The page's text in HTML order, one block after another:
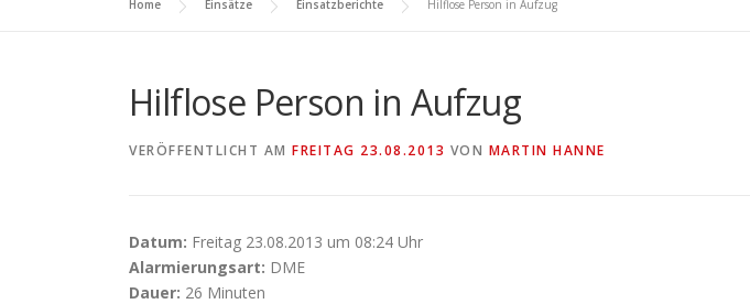
Home Einsätze Einsatzberichte Hilflose Person in Aufzug
Hilflose Person in Aufzug
VERÖFFENTLICHT AM FREITAG 23.08.2013 VON MARTIN HANNE
Datum: Freitag 23.08.2013 um 08:24 Uhr
Alarmierungsart: DME
Dauer: 26 Minuten